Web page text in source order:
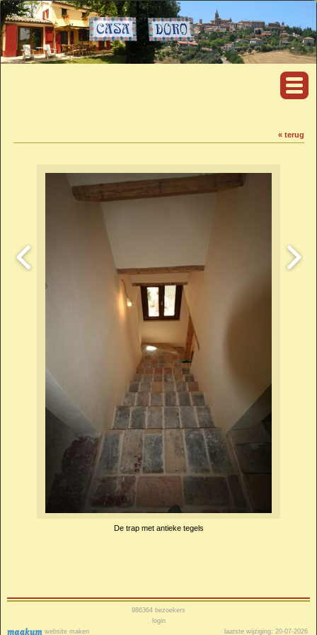
« terug
De trap met antieke tegels
website maken
986364 bezoekers
login
laatste wijziging: 20-07-2026